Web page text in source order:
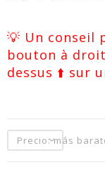
💡 Un conseil
bouton à
dessus ⬆️ sur
Precio: más